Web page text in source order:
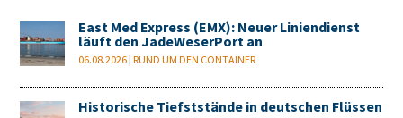
East Med Express (EMX): Neuer Liniendienst
läuft den JadeWeserPort an
06.08.2026 |RUND UM DEN CONTAINER
Historische Tiefststände in deutschen Flüssen